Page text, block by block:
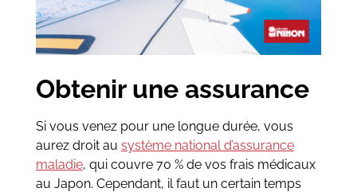
Obtenir une assurance
Si vous venez pour une longue durée, vous
aurez droit au système national d’assurance
maladie, qui couvre 70 % de vos frais médicaux
au Japon. Cependant, il faut un certain temps